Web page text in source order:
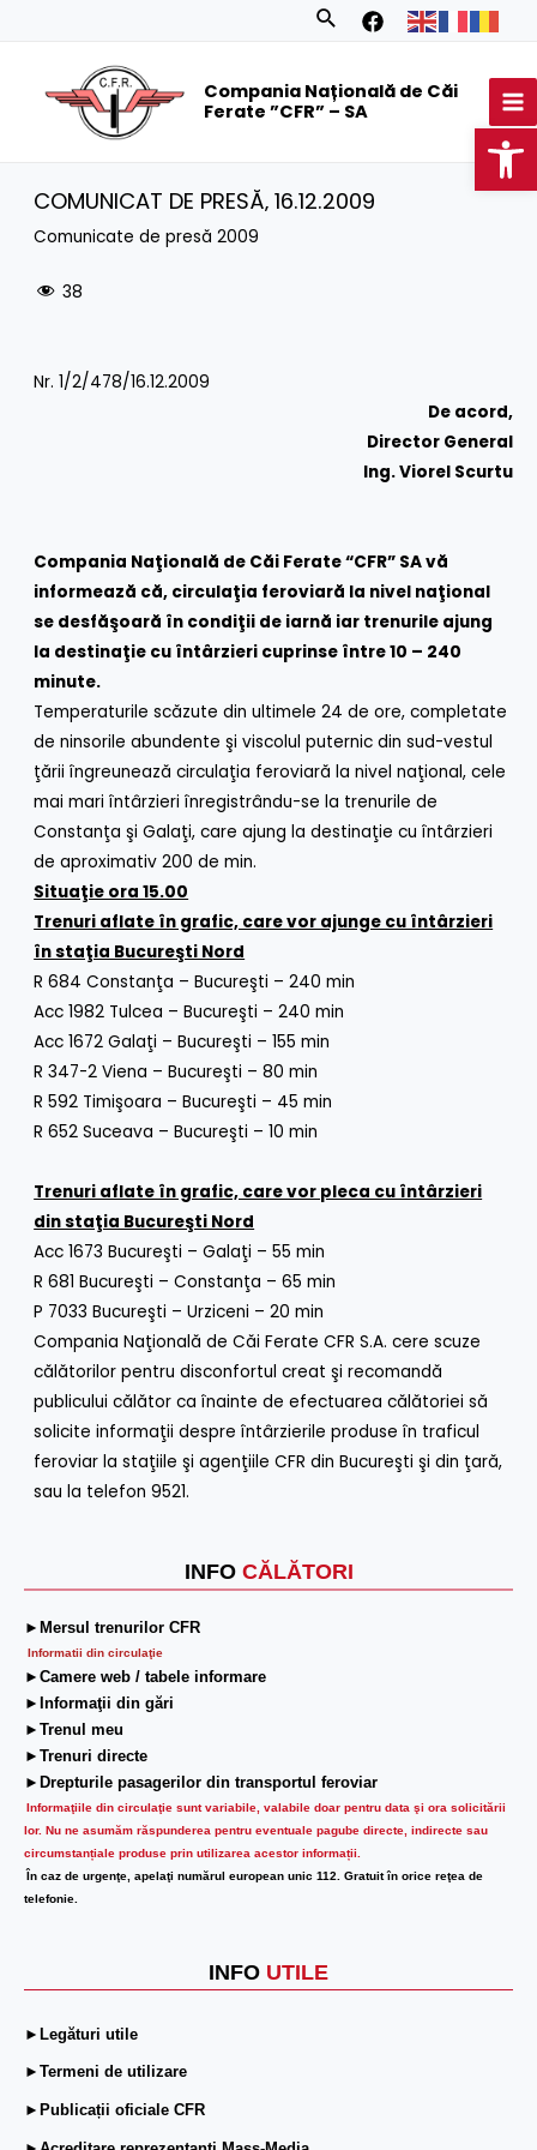
Search
Compania Națională de Căi
Ferate ”CFR” – SA
INFO CĂLĂTORI
►Mersul trenurilor CFR
Informatii din circulaţie
►Camere web / tabele informare
►Informaţii din gări
►Trenul meu
►Trenuri directe
►Drepturile pasagerilor din transportul feroviar
Informaţiile din circulaţie sunt variabile, valabile doar pentru data şi ora solicitării
lor. Nu ne asumăm răspunderea pentru eventuale pagube directe, indirecte sau
circumstanțiale produse prin utilizarea acestor informații.
În caz de urgenţe, apelaţi numărul european unic 112. Gratuit în orice reţea de
telefonie.
INFO UTILE
►Legături utile
►Termeni de utilizare
►Publicații oficiale CFR
COMUNICAT DE PRESĂ‚ 16.12.2009
Comunicate de presă 2009
38
Nr. 1/2/478/16.12.2009
De acord,
Director General
Ing. Viorel Scurtu
Compania Naţională de Căi Ferate “CFR” SA vă
informează că, circulaţia feroviară la nivel naţional
se desfăşoară în condiţii de iarnă iar trenurile ajung
la destinaţie cu întârzieri cuprinse între 10 – 240
minute.
Temperaturile scăzute din ultimele 24 de ore, completate
de ninsorile abundente şi viscolul puternic din sud-vestul
ţării îngreunează circulaţia feroviară la nivel naţional, cele
mai mari întârzieri înregistrându-se la trenurile de
Constanţa şi Galaţi, care ajung la destinaţie cu întârzieri
de aproximativ 200 de min.
Situaţie ora 15.00
Trenuri aflate în grafic, care vor ajunge cu întârzieri
în staţia Bucureşti Nord
R 684 Constanţa – Bucureşti – 240 min
Acc 1982 Tulcea – Bucureşti – 240 min
Acc 1672 Galaţi – Bucureşti – 155 min
R 347-2 Viena – Bucureşti – 80 min
R 592 Timişoara – Bucureşti – 45 min
R 652 Suceava – Bucureşti – 10 min
Trenuri aflate în grafic, care vor pleca cu întârzieri
din staţia Bucureşti Nord
Acc 1673 Bucureşti – Galaţi – 55 min
R 681 Bucureşti – Constanţa – 65 min
P 7033 Bucureşti – Urziceni – 20 min
Compania Naţională de Căi Ferate CFR S.A. cere scuze
călătorilor pentru disconfortul creat şi recomandă
publicului călător ca înainte de efectuarea călătoriei să
solicite informaţii despre întârzierile produse în traficul
feroviar la staţiile şi agenţiile CFR din Bucureşti şi din ţară,
sau la telefon 9521.